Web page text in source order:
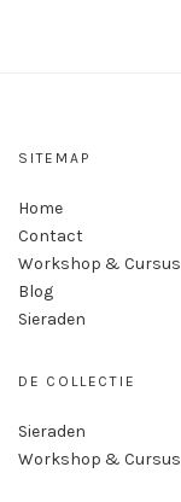
SITEMAP
Home
Contact
Workshop & Cursus
Blog
Sieraden
DE COLLECTIE
Sieraden
Workshop & Cursus